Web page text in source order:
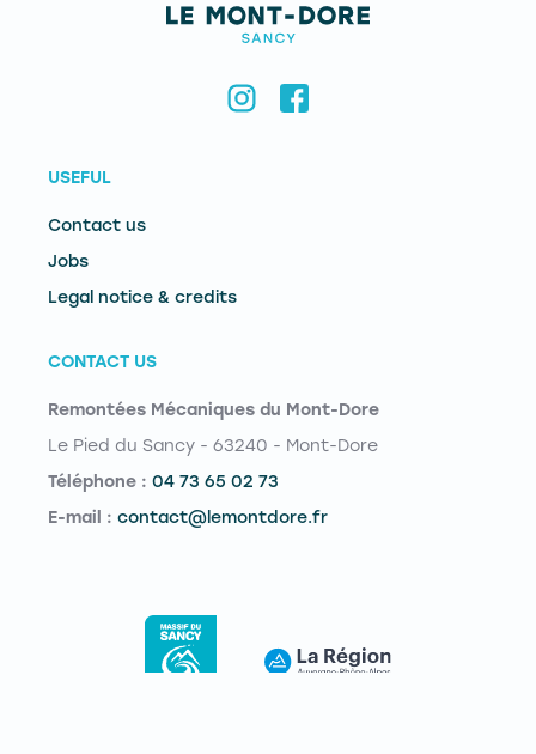
USEFUL
Contact us
Jobs
Legal notice & credits
CONTACT US
Remontées Mécaniques du Mont-Dore
Le Pied du Sancy - 63240 - Mont-Dore
Téléphone : 04 73 65 02 73
E-mail : contact@lemontdore.fr